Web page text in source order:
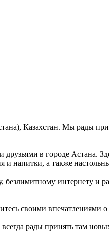
Казахстан. Мы рады
в городе Астана.
напитки, а также
безлимитному интернету
своими впечатлениями о
рады принять там